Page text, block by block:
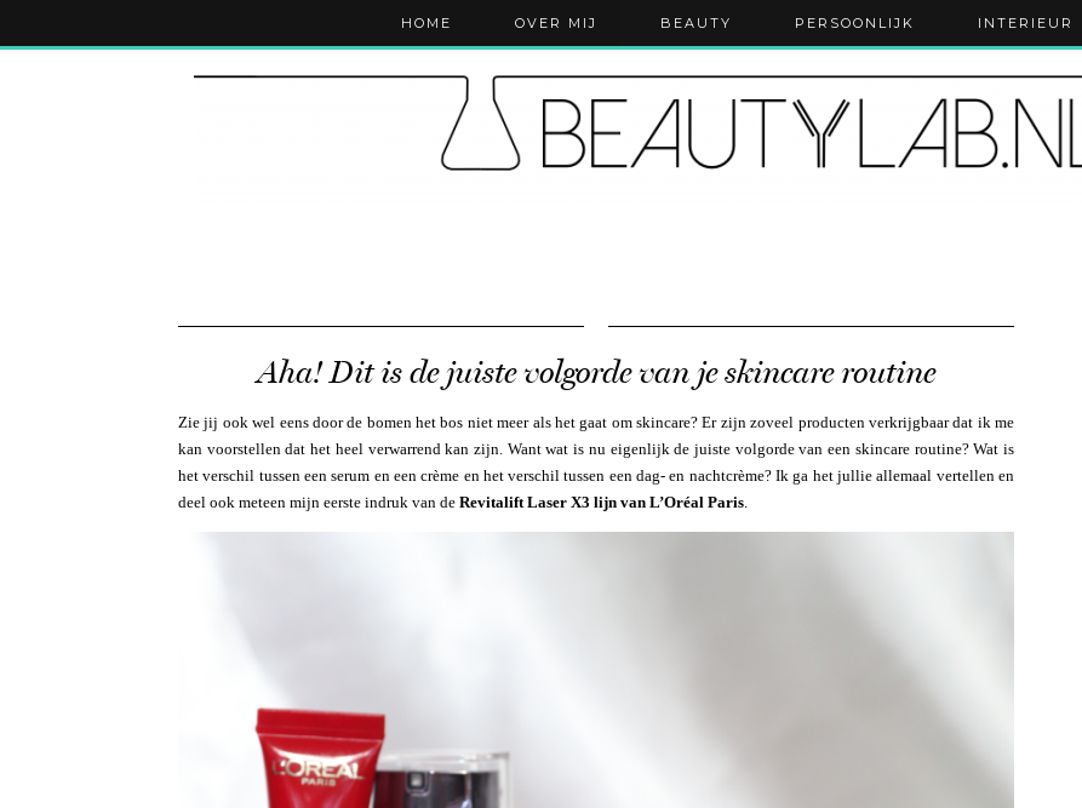
HOME OVER MIJ BEAUTY PERSOONLIJK INTERIEUR
Aha! Dit is de juiste volgorde van je skincare routine
Zie jij ook wel eens door de bomen het bos niet meer als het gaat om skincare? Er zijn zoveel producten verkrijgbaar dat ik me
kan voorstellen dat het heel verwarrend kan zijn. Want wat is nu eigenlijk de juiste volgorde van een skincare routine? Wat is
het verschil tussen een serum en een crème en het verschil tussen een dag- en nachtcrème? Ik ga het jullie allemaal vertellen en
deel ook meteen mijn eerste indruk van de Revitalift Laser X3 lijn van L’Oréal Paris.